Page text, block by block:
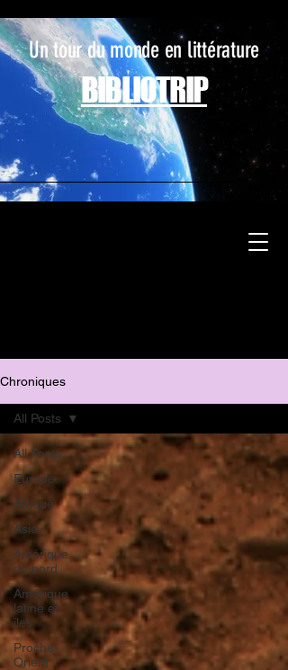
Un tour du monde en littérature
BIBLIOTRIP
Chroniques
All Posts
Europe
Afrique
Asie
Amérique
du nord
Amérique
latine et
îles
Proche-
Orient
All Posts